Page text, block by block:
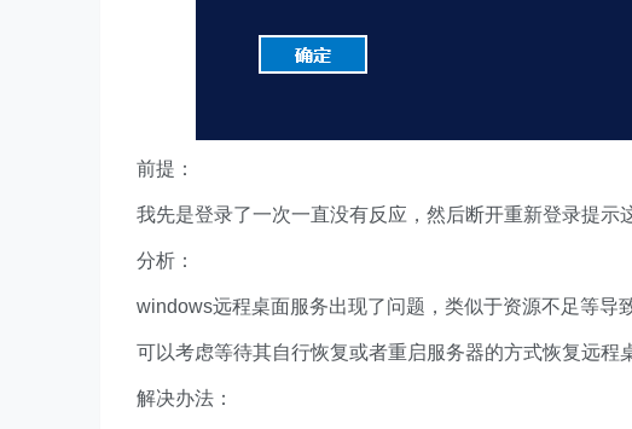
前提：
我先是登录了一次一直没有反应，然后断开重新登录提示
分析：
windows远程桌面服务出现了问题，类似于资源不足等导
可以考虑等待其自行恢复或者重启服务器的方式恢复远程
解决办法：